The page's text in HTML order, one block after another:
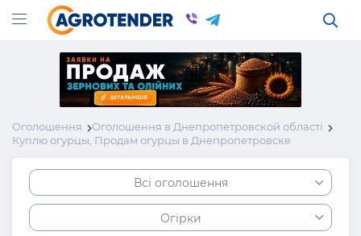
Оголошення
Оголошення в Днепропетровской області
Куплю огурцы, Продам огурцы в Днепропетровске
Всі оголошення
Огірки